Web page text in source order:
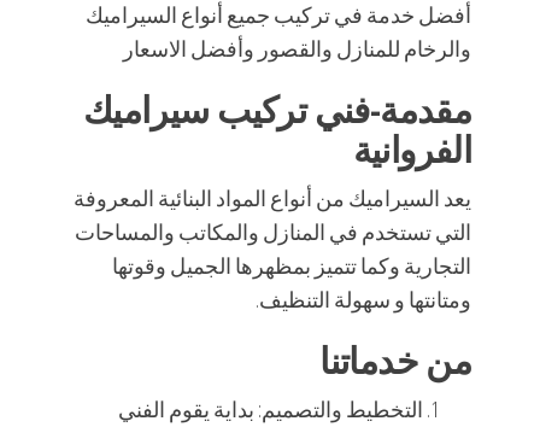
أفضل خدمة في تركيب جميع أنواع السيراميك
والرخام للمنازل والقصور وأفضل الاسعار
مقدمة-فني تركيب سيراميك
الفروانية
يعد السيراميك من أنواع المواد البنائية المعروفة
التي تستخدم في المنازل والمكاتب والمساحات
التجارية وكما تتميز بمظهرها الجميل وقوتها
ومتانتها و سهولة التنظيف.
من خدماتنا
التخطيط والتصميم: بداية يقوم الفني